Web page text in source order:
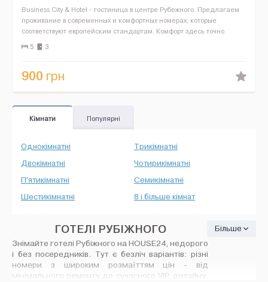
Business City & Hotel - гостиница в центре Рубежного. Предлагаем
проживание в современных и комфортных номерах, которые
соответствуют европейским стандартам. Комфорт здесь точно
обеспечен. Что же предлагает нам гостиница: - прожив...
5 3
900 грн
Кімнати Популярні
Однокімнатні
Двокімнатні
Трикімнатні
Чотирикімнатні
П'ятикімнатні
Шестикімнатні
Семикімнатні
8 і більше кімнат
ГОТЕЛІ РУБІЖНОГО
Знімайте готелі Рубіжного на HOUSE24, недорого
і без посередників. Тут є безліч варіантів: різні
номери з широким розмаїттям цін - від
мінімального ремонту до сучасного VIP дизайну,
Більше